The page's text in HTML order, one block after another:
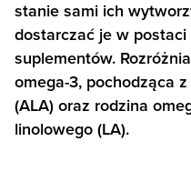
stanie sami ich
dostarczać je w
suplementów.
omega-3, pochodząca
(ALA) oraz rodzina
linolowego (LA).